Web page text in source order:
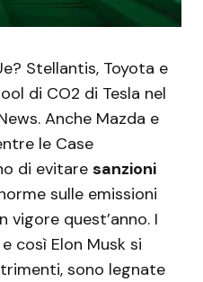
Stellantis, Toyota e
di CO2 di Tesla nel
Anche Mazda e
le Case
di evitare sanzioni
sulle emissioni
vigore quest’anno. I
così Elon Musk si
sono legnate